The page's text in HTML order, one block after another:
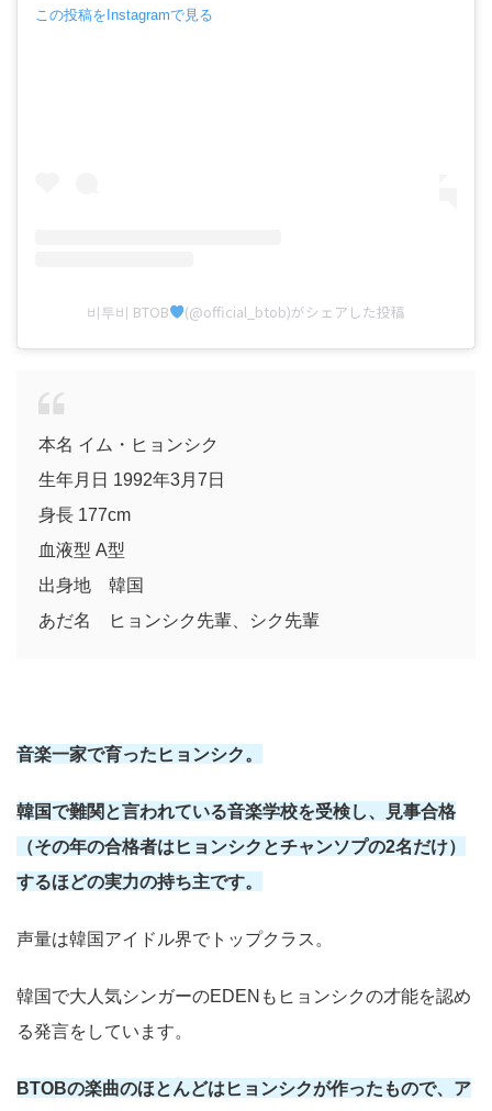
この投稿をInstagramで見る
비투비 BTOB (@official_btob)がシェアした投稿
本名 イム・ヒョンシク
生年月日 1992年3月7日
身長 177cm
血液型 A型
出身地 韓国
あだ名 ヒョンシク先輩、シク先輩
音楽一家で育ったヒョンシク。
韓国で難関と言われている音楽学校を受検し、見事合格
（その年の合格者はヒョンシクとチャンソプの2名だけ）
するほどの実力の持ち主です。
声量は韓国アイドル界でトップクラス。
韓国で大人気シンガーのEDENもヒョンシクの才能を認め
る発言をしています。
BTOBの楽曲のほとんどはヒョンシクが作ったもので、ア